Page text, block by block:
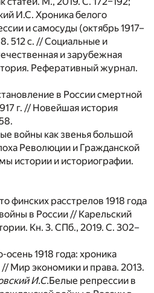
И.С. Хроника белого
и самосуды (октябрь 1917–
512 с. // Социальные и
и зарубежная
Реферативный журнал.
в России смертной
г. // Новейшая история
войны как звенья большой
Революции и Гражданской
истории и историографии.
финских расстрелов 1918 года
в России // Карельский
Кн. 3. СПб., 2019. С. 302–
осень 1918 года: хроника
Мир экономики и права. 2013.
И.С.Белые репрессии в